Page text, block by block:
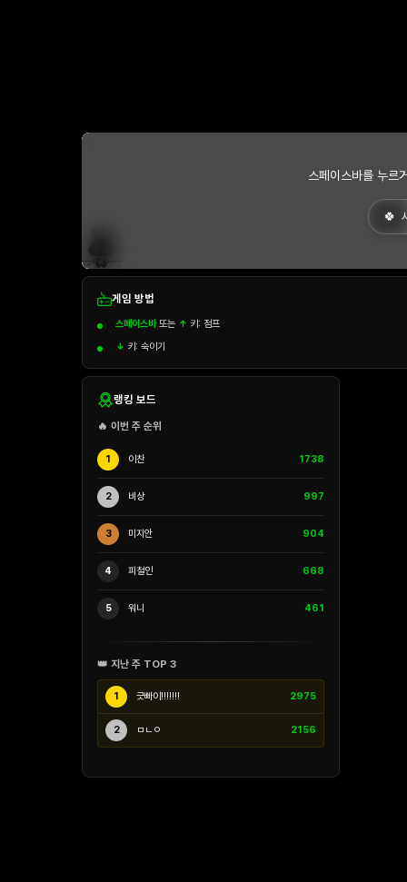
스페이스바를 누르
게임 방법
스페이스바또는 ↑ 키: 점프
↓ 키: 숙이기
랭킹 보드
🔥 이번 주 순위
1 이찬 1738
2 비상 997
3 미지안 904
4 피철인 668
5 워니 461
👑 지난 주 TOP 3
1 긋빠이!!!!!!! 2975
2 ㅁㄴㅇ 2156